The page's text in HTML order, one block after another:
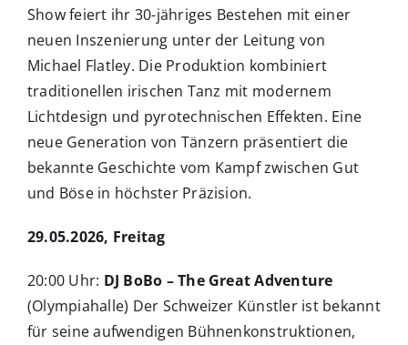
Show feiert ihr 30-jähriges Bestehen mit einer
neuen Inszenierung unter der Leitung von
Michael Flatley. Die Produktion kombiniert
traditionellen irischen Tanz mit modernem
Lichtdesign und pyrotechnischen Effekten. Eine
neue Generation von Tänzern präsentiert die
bekannte Geschichte vom Kampf zwischen Gut
und Böse in höchster Präzision.
29.05.2026, Freitag
20:00 Uhr: DJ BoBo – The Great Adventure
(Olympiahalle) Der Schweizer Künstler ist bekannt
für seine aufwendigen Bühnenkonstruktionen,